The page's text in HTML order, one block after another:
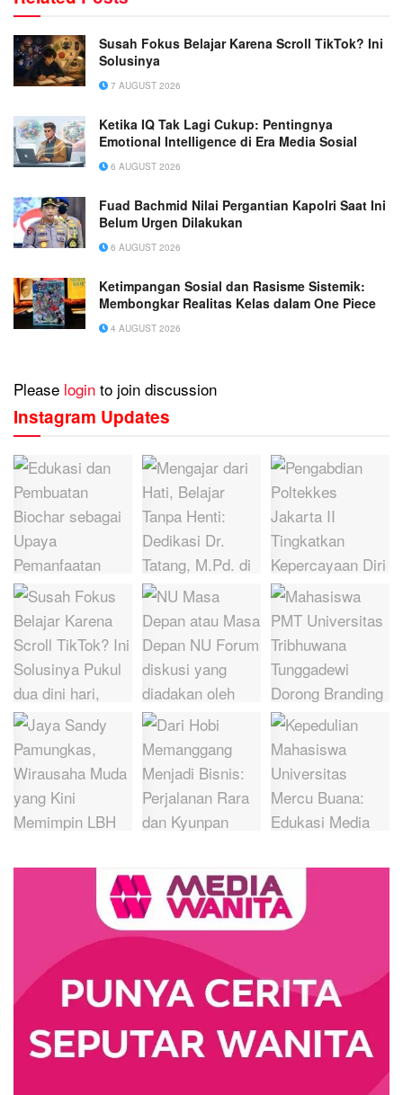
Susah Fokus Belajar Karena Scroll TikTok? Ini
Solusinya
7 AUGUST 2026
Ketika IQ Tak Lagi Cukup: Pentingnya
Emotional Intelligence di Era Media Sosial
6 AUGUST 2026
Fuad Bachmid Nilai Pergantian Kapolri Saat Ini
Belum Urgen Dilakukan
6 AUGUST 2026
Ketimpangan Sosial dan Rasisme Sistemik:
Membongkar Realitas Kelas dalam One Piece
4 AUGUST 2026
Please login to join discussion
Instagram Updates